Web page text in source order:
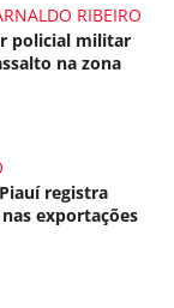
RIBEIRO
policial militar
na zona
registra
exportações